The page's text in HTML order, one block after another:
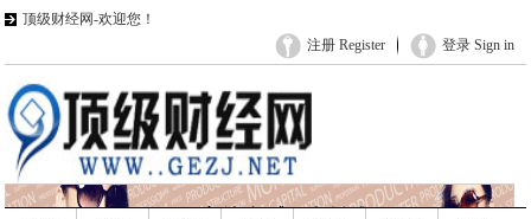
顶级财经网-欢迎您！
登录 Sign in
注册 Register